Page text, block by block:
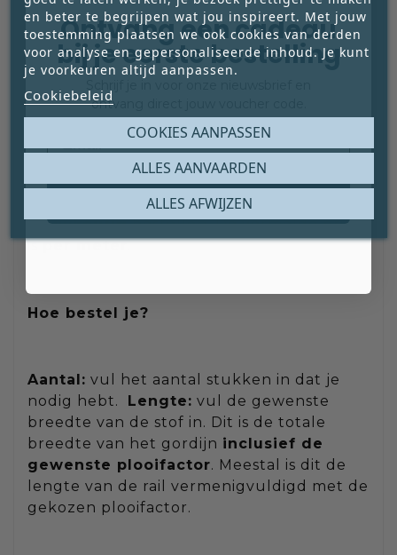
gemaakt worden in ons eigen atelier.
Item(s) = meter(s).
BESTELINFORMATIE
Je kunt dit product per centimeter
nauwkeurigbestellen. De vermelde prijs
isper meter.
Hoe bestel je?
Aantal: vul het aantal stukken in dat je
nodig hebt.
Lengte: vul de gewenste
breedte van de stof in. Dit is de totale
breedte van het gordijn inclusief de
gewenste plooifactor. Meestal is dit de
lengte van de rail vermenigvuldigd met de
gekozen plooifactor.
en beter te begrijpen wat jou inspireert. Met jouw
toestemming plaatsen we ook cookies van derden
voor analyse en gepersonaliseerde inhoud. Je kunt
je voorkeuren altijd aanpassen.
Cookiebeleid
COOKIES AANPASSEN
ALLES AFWIJZEN
ALLES AANVAARDEN
Ontvang een cadeau
bij je eerste bestelling
ontvang direct jouw voucher code.
Claim mijn gratis cadeau